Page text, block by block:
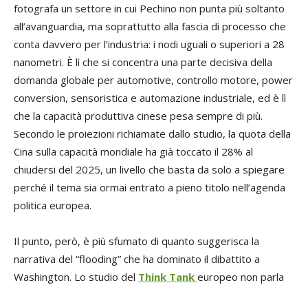
fotografa un settore in cui Pechino non punta più soltanto
all’avanguardia, ma soprattutto alla fascia di processo che
conta davvero per l’industria: i nodi uguali o superiori a 28
nanometri. È lì che si concentra una parte decisiva della
domanda globale per automotive, controllo motore, power
conversion, sensoristica e automazione industriale, ed è lì
che la capacità produttiva cinese pesa sempre di più.
Secondo le proiezioni richiamate dallo studio, la quota della
Cina sulla capacità mondiale ha già toccato il 28% al
chiudersi del 2025, un livello che basta da solo a spiegare
perché il tema sia ormai entrato a pieno titolo nell’agenda
politica europea.
Il punto, però, è più sfumato di quanto suggerisca la
narrativa del “flooding” che ha dominato il dibattito a
Washington. Lo studio del Think Tank europeo non parla